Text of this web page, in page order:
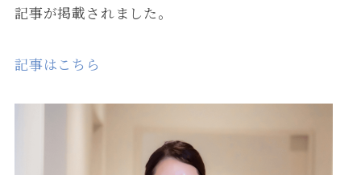
記事が掲載されました。
記事はこちら